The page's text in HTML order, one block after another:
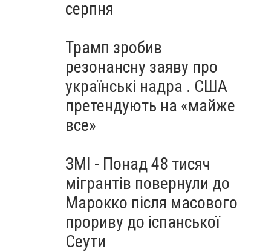
серпня
Трамп зробив
резонансну заяву про
українські надра . США
претендують на «майже
все»
ЗМІ - Понад 48 тисяч
мігрантів повернули до
Марокко після масового
прориву до іспанської
Сеути